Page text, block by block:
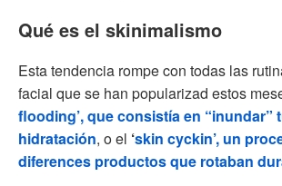
Qué es el skinimalismo
Esta tendencia rompe con todas las
facial que se han popularizad estos
flooding’, que consistía en “inundar”
hidratación, o el ‘skin cyckin’, un
diferences productos que rotaban